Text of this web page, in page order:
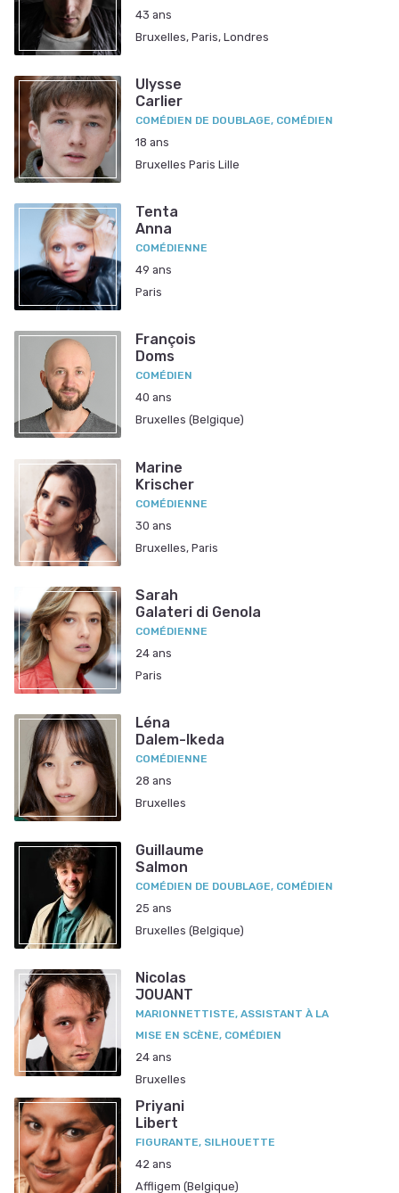
43 ans
Bruxelles, Paris, Londres
Ulysse
Carlier
COMÉDIEN DE DOUBLAGE, COMÉDIEN
18 ans
Bruxelles Paris Lille
Tenta
Anna
COMÉDIENNE
49 ans
Paris
François
Doms
COMÉDIEN
40 ans
Bruxelles (Belgique)
Marine
Krischer
COMÉDIENNE
30 ans
Bruxelles, Paris
Sarah
Galateri di Genola
COMÉDIENNE
24 ans
Paris
Léna
Dalem-Ikeda
COMÉDIENNE
28 ans
Bruxelles
Guillaume
Salmon
COMÉDIEN DE DOUBLAGE, COMÉDIEN
25 ans
Bruxelles (Belgique)
Nicolas
JOUANT
MARIONNETTISTE, ASSISTANT À LA
MISE EN SCÈNE, COMÉDIEN
24 ans
Bruxelles
Priyani
Libert
FIGURANTE, SILHOUETTE
42 ans
Affligem (Belgique)